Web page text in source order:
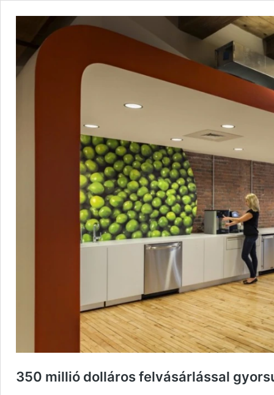
350 millió dolláros felvásárlással